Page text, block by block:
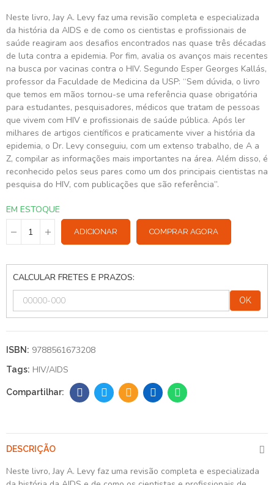
Neste livro, Jay A. Levy faz uma revisão completa e especializada
da história da AIDS e de como os cientistas e profissionais de
saúde reagiram aos desafios encontrados nas quase três décadas
de luta contra a epidemia. Por fim, avalia os avanços mais recentes
na busca por vacinas contra o HIV. Segundo Esper Georges Kallás,
professor da Faculdade de Medicina da USP: “Sem dúvida, o livro
que temos em mãos tornou-se uma referência quase obrigatória
para estudantes, pesquisadores, médicos que tratam de pessoas
que vivem com HIV e profissionais de saúde pública. Após ler
milhares de artigos científicos e praticamente viver a história da
epidemia, o Dr. Levy conseguiu, com um extenso trabalho, de A a
Z, compilar as informações mais importantes na área. Além disso, é
reconhecido pelos seus pares como um dos principais cientistas na
pesquisa do HIV, com publicações que são referência”.
EM ESTOQUE
ADICIONAR COMPRAR AGORA
CALCULAR FRETES E PRAZOS:
OK
ISBN: 9788561673208
Tags: HIV/AIDS
DESCRIÇÃO
Neste livro, Jay A. Levy faz uma revisão completa e especializada